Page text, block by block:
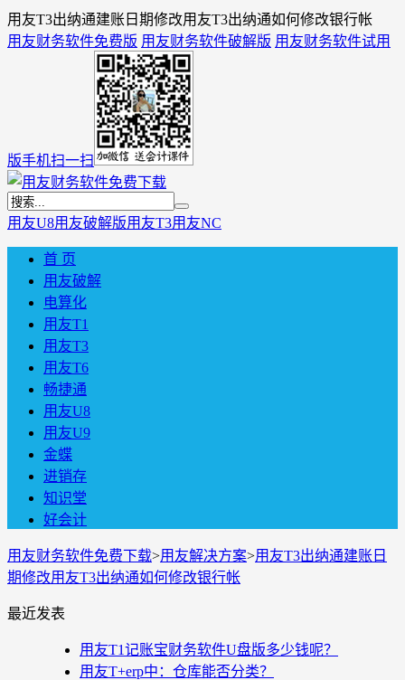
用友T3出纳通建账日期修改用友T3出纳通如何修改银行帐
用友财务软件免费版 用友财务软件破解版 用友财务软件试用
版手机扫一扫
用友U8用友破解版用友T3用友NC
首 页
用友破解
电算化
用友T1
用友T3
用友T6
畅捷通
用友U8
用友U9
金蝶
进销存
知识堂
好会计
用友财务软件免费下载>用友解决方案>用友T3出纳通建账日
期修改用友T3出纳通如何修改银行帐
最近发表
用友T1记账宝财务软件U盘版多少钱呢？
用友T+erp中：仓库能否分类？